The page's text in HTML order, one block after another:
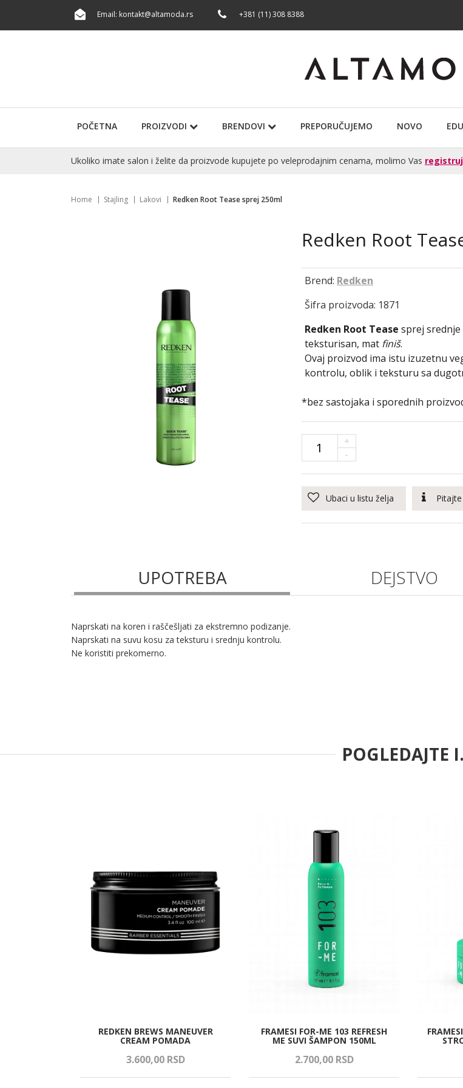
Email: kontakt@altamoda.rs +381 (11) 308 8388
POČETNA PROIZVODI BRENDOVI PREPORUČUJEMO NOVO
Ukoliko imate salon i želite da proizvode kupujete po veleprodajnim cenama, molimo Vas
Home Stajling Lakovi Redken Root Tease sprej 250ml
Redken Root
Brend: Redken
Šifra proizvoda: 1871
Redken Root Tease sprej
teksturisan, mat finiš.
Ovaj proizvod ima istu izuzetnu
kontrolu, oblik i teksturu sa
*bez sastojaka i sporednih
+
-
Ubaci u listu želja
UPOTREBA DEJSTVO
Naprskati na koren i raščešljati za ekstremno podizanje.
Naprskati na suvu kosu za teksturu i srednju kontrolu.
Ne koristiti prekomerno.
POGLEDAJTE
REDKEN BREWS MANEUVER
CREAM POMADA
3.600,00 RSD
FRAMESI FOR-ME 103 REFRESH
ME SUVI ŠAMPON 150ML
2.700,00 RSD